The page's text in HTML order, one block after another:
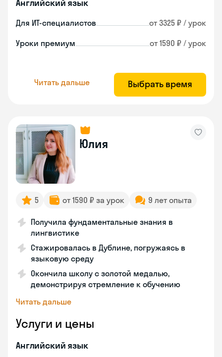
Английский язык
Для ИТ-специалистов от 3325 ₽ / урок
Уроки премиум от 1590 ₽ / урок
Читать дальше Выбрать время
Юлия
5 от 1590 ₽ за урок 9 лет опыта
Получила фундаментальные знания в
лингвистике
Стажировалась в Дублине, погружаясь в
языковую среду
Окончила школу с золотой медалью,
демонстрируя стремление к обучению
Читать дальше
Услуги и цены
Английский язык